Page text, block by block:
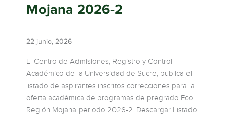
Mojana 2026-2
22 junio, 2026
El Centro de Admisiones, Registro y Control
Académico de la Universidad de Sucre, publica el
listado de aspirantes inscritos correcciones para la
oferta académica de programas de pregrado Eco
Región Mojana periodo 2026-2. Descargar Listado